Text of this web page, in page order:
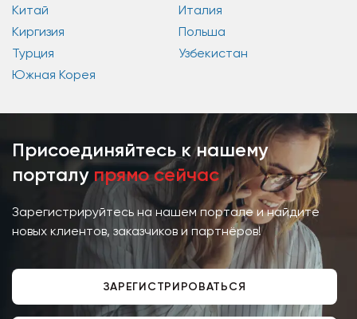
Китай
Италия
Киргизия
Польша
Турция
Узбекистан
Южная Корея
Присоединяйтесь к нашему
порталу прямо сейчас
Зарегистрируйтесь на нашем портале и найдите
новых клиентов, заказчиков и партнёров!
ЗАРЕГИСТРИРОВАТЬСЯ